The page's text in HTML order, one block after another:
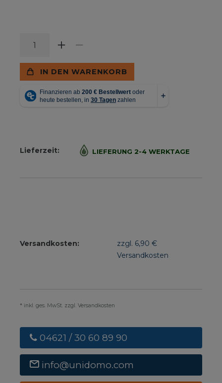
IN DEN WARENKORB
Lieferzeit: LIEFERUNG 2-4 WERKTAGE
Versandkosten:
zzgl. 6,90 €
Versandkosten
* inkl. ges. MwSt. zzgl. Versandkosten
04621 / 30 60 89 90
info@unidomo.com